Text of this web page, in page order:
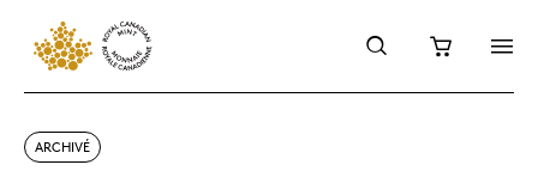
ARCHIVÉ